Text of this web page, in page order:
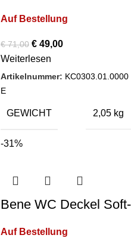
Auf Bestellung
€71,00 € 49,00
Weiterlesen
Artikelnummer: KC0303.01.0000
E
GEWICHT 2,05 kg
-31%
Bene WC Deckel Soft-
Auf Bestellung